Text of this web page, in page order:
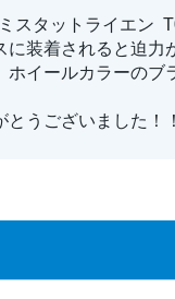
スタットライエン
装着されると迫力
ホイールカラーの
うございました！！